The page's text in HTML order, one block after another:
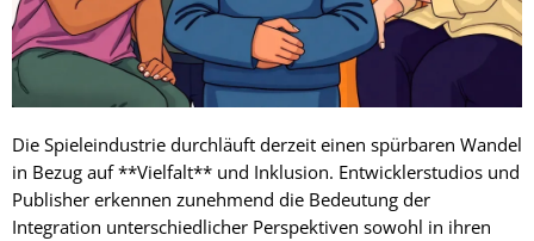
Die Spieleindustrie durchläuft derzeit einen spürbaren Wandel
in Bezug auf **Vielfalt** und Inklusion. Entwicklerstudios und
Publisher erkennen zunehmend die Bedeutung der
Integration unterschiedlicher Perspektiven sowohl in ihren